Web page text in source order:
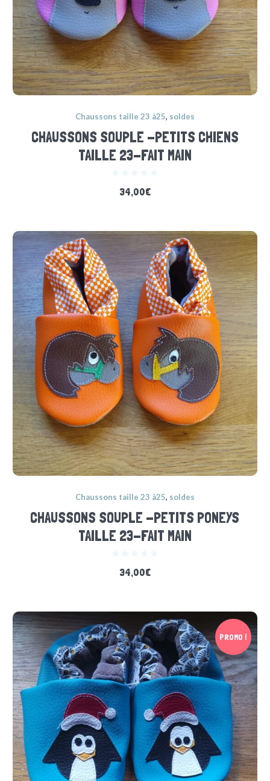
Chaussons taille 23 à25, soldes
CHAUSSONS SOUPLE -PETITS CHIENS
TAILLE 23-FAIT MAIN
34,00€
Chaussons taille 23 à25, soldes
CHAUSSONS SOUPLE -PETITS PONEYS
TAILLE 23-FAIT MAIN
34,00€
PROMO !